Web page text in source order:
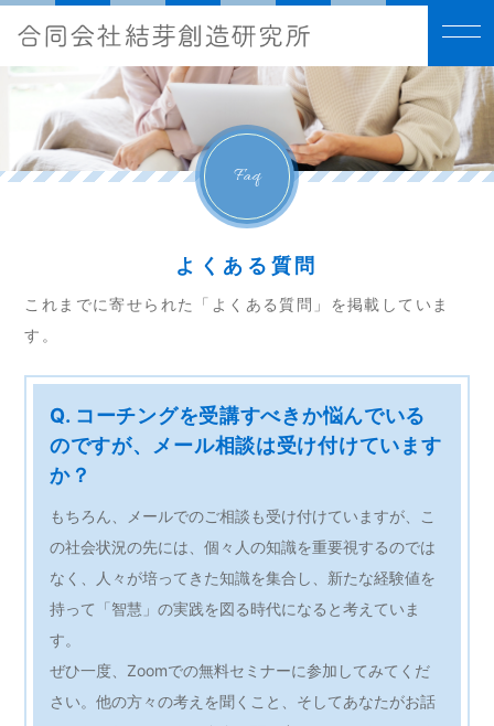
Faq
よくある質問
これまでに寄せられた「よくある質問」を掲載していま
す。
Q. コーチングを受講すべきか悩んでいる
のですが、メール相談は受け付けています
か？
もちろん、メールでのご相談も受け付けていますが、こ
の社会状況の先には、個々人の知識を重要視するのでは
なく、人々が培ってきた知識を集合し、新たな経験値を
持って「智慧」の実践を図る時代になると考えていま
す。
ぜひ一度、Zoomでの無料セミナーに参加してみてくだ
さい。他の方々の考えを聞くこと、そしてあなたがお話